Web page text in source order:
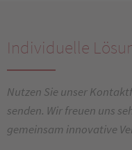
Individuelle
Nutzen Sie unser
senden. Wir freuen uns
gemeinsam innovative